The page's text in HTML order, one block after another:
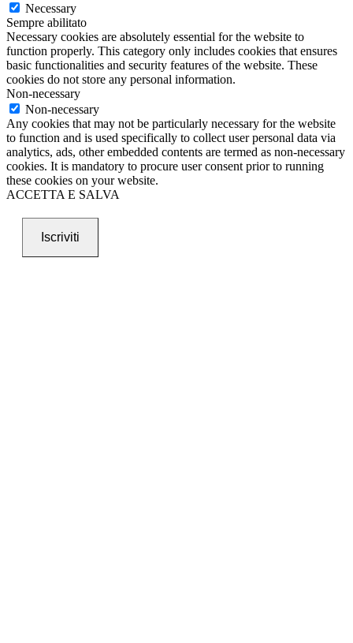
Necessary
Sempre abilitato
Necessary cookies are absolutely essential for the website to
function properly. This category only includes cookies that ensures
basic functionalities and security features of the website. These
cookies do not store any personal information.
Non-necessary
Non-necessary
Any cookies that may not be particularly necessary for the website
to function and is used specifically to collect user personal data via
analytics, ads, other embedded contents are termed as non-necessary
cookies. It is mandatory to procure user consent prior to running
these cookies on your website.
ACCETTA E SALVA
Iscriviti